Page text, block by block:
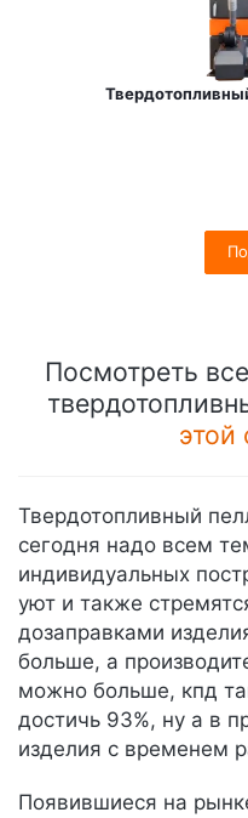
Посмотреть
этой
Твердотопливный
сегодня надо всем
индивидуальных
уют и также
дозаправками
больше, а
можно больше, кпд
достичь 93%, ну а в
изделия с временем
Появившиеся на